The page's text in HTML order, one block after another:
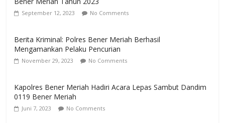
September 12, 2023 No Comments
Berita Kriminal: Polres Bener Meriah Berhasil
Mengamankan Pelaku Pencurian
November 29, 2023 No Comments
Kapolres Bener Meriah Hadiri Acara Lepas Sambut Dandim
0119 Bener Meriah
Juni 7, 2023 No Comments